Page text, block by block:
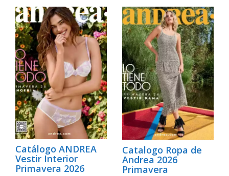
Catálogo ANDREA
Vestir Interior
Primavera 2026
Catalogo Ropa de
Andrea 2026
Primavera